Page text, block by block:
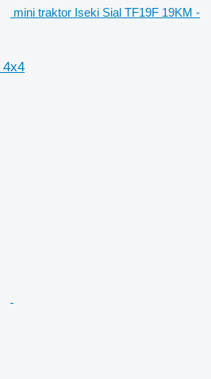
mini traktor Iseki Sial TF19F 19KM -
4x4